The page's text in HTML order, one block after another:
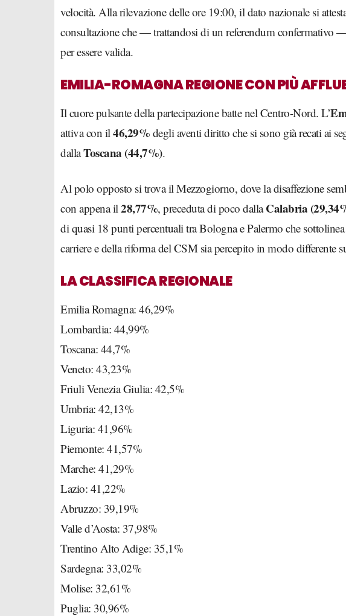
velocità. Alla rilevazione delle ore 19:00, il dato nazionale si
consultazione che — trattandosi di un referendum
per essere valida.
EMILIA-ROMAGNA REGIONE CON PIÙ
Il cuore pulsante della partecipazione batte nel Centro-Nord. L’
attiva con il 46,29% degli aventi diritto che si sono già recati ai
dallaToscana (44,7%).
Al polo opposto si trova il Mezzogiorno, dove la disaffezione
con appena il 28,77%, preceduta di poco dallaCalabria
di quasi 18 punti percentuali tra Bologna e Palermo che
carriere e della riforma del CSM sia percepito in modo differente
LA CLASSIFICA REGIONALE
Emilia Romagna: 46,29%
Lombardia: 44,99%
Toscana: 44,7%
Veneto: 43,23%
Friuli Venezia Giulia: 42,5%
Umbria: 42,13%
Liguria: 41,96%
Piemonte: 41,57%
Marche: 41,29%
Lazio: 41,22%
Abruzzo: 39,19%
Valle d’Aosta: 37,98%
Trentino Alto Adige: 35,1%
Sardegna: 33,02%
Molise: 32,61%
Puglia: 30,96%